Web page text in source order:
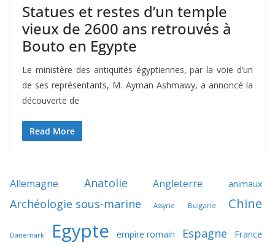
Statues et restes d’un temple
vieux de 2600 ans retrouvés à
Bouto en Egypte
Le ministère des antiquités égyptiennes, par la voie d’un
de ses représentants, M. Ayman Ashmawy, a annoncé la
découverte de
Read More
Allemagne Anatolie Angleterre animaux
Archéologie sous-marine Assyrie Bulgarie Chine
Danemark Egypte empire romain Espagne France